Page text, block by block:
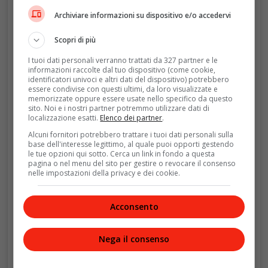
Visualizza questo post su Instagram
Archiviare informazioni su dispositivo e/o accedervi
Scopri di più
I tuoi dati personali verranno trattati da 327 partner e le
informazioni raccolte dal tuo dispositivo (come cookie,
identificatori univoci e altri dati del dispositivo) potrebbero
essere condivise con questi ultimi, da loro visualizzate e
memorizzate oppure essere usate nello specifico da questo
sito. Noi e i nostri partner potremmo utilizzare dati di
localizzazione esatti. Elenco dei partner.
Alcuni fornitori potrebbero trattare i tuoi dati personali sulla
base dell'interesse legittimo, al quale puoi opporti gestendo
le tue opzioni qui sotto. Cerca un link in fondo a questa
pagina o nel menu del sito per gestire o revocare il consenso
nelle impostazioni della privacy e dei cookie.
Acconsento
Nega il consenso